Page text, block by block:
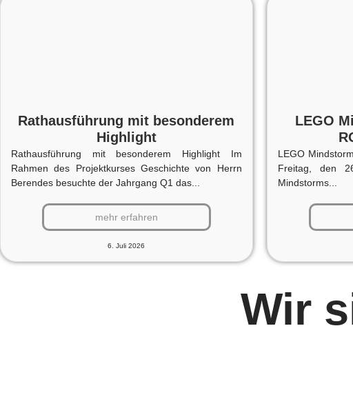
Rathausführung mit besonderem
Highlight
Rathausführung mit besonderem Highlight Im
Rahmen des Projektkurses Geschichte von Herrn
Berendes besuchte der Jahrgang Q1 das...
mehr erfahren
6. Juli 2026
LEGO
LEGO
Freitag, den
Mindstorms...
Wir